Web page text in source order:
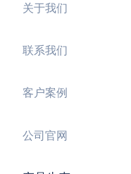
关于我们
联系我们
客户案例
公司官网